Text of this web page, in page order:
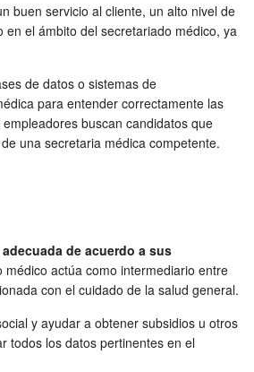
buen servicio al cliente, un alto nivel de
el ámbito del secretariado médico, ya
de datos o sistemas de
para entender correctamente las
buscan candidatos que
una secretaria médica competente.
de acuerdo a sus
actúa como intermediario entre
con el cuidado de la salud general.
y ayudar a obtener subsidios u otros
todos los datos pertinentes en el